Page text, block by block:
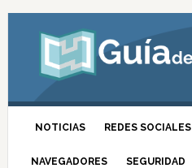
NOTICIAS REDES SOCIALES
NAVEGADORES SEGURIDAD